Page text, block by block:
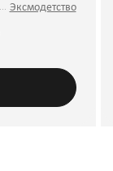
Эксмодетство